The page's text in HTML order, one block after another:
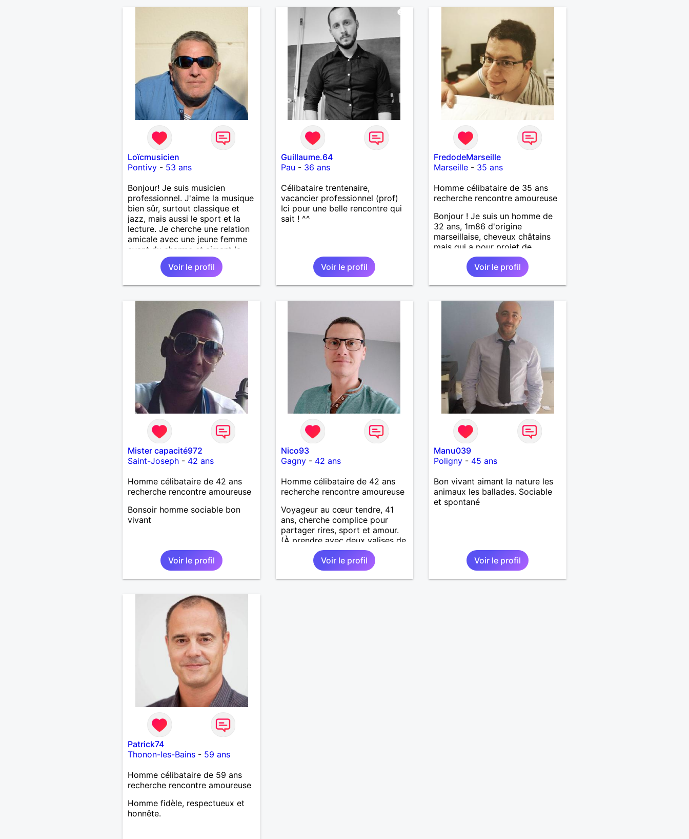
particulier, voyages, entre amis
etc......
Loïcmusicien
Pontivy- 53 ans
Bonjour! Je suis musicien
professionnel. J'aime la musique
bien sûr, surtout classique et
jazz, mais aussi le sport et la
lecture. Je cherche une relation
amicale avec une jeune femme
ayant du charme et aimant la
culture, le sport, la rando, la
lecture... Pour papoter prendre
un café être amis. L'amour ne se
Voir le profil
Guillaume.64
Pau - 36 ans
Célibataire trentenaire,
vacancier professionnel (prof)
Ici pour une belle rencontre qui
sait ! ^^
Voir le profil
FredodeMarseille
Marseille - 35 ans
Homme célibataire de 35 ans
recherche rencontre amoureuse
Bonjour ! Je suis un homme de
32 ans, 1m86 d'origine
marseillaise, cheveux châtains
mais qui a pour projet de
s'établir en Corse très
prochainement. Je suis
quelqu'un de calme, patient et
attentionné. Je recherche donc
personne qui souhaitera
construire un projet à 2.
N'hésitez pas à me contacter !
Voir le profil
Mister capacité972
Saint-Joseph- 42 ans
Homme célibataire de 42 ans
recherche rencontre amoureuse
Bonsoir homme sociable bon
vivant
Voir le profil
Nico93
Gagny- 42 ans
Homme célibataire de 42 ans
recherche rencontre amoureuse
Voyageur au cœur tendre, 41
ans, cherche complice pour
partager rires, sport et amour.
(À prendre avec deux valises de
5 et 9 ans 😆. )
Voir le profil
Manu039
Poligny - 45 ans
Bon vivant aimant la nature les
animaux les ballades. Sociable
et spontané
Voir le profil
Patrick74
Thonon-les-Bains- 59 ans
Homme célibataire de 59 ans
recherche rencontre amoureuse
Homme fidèle, respectueux et
honnête.